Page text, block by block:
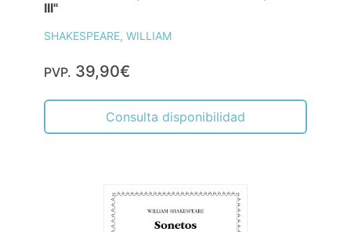
III"
SHAKESPEARE, WILLIAM
PVP. 39,90€
Consulta disponibilidad